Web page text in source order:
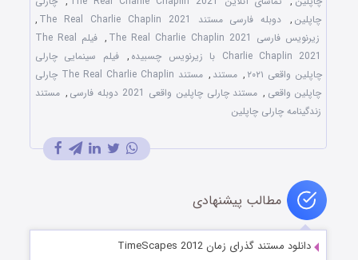
چاپلین , دوبله فارسی مستند The Real Charlie Chaplin 2021
,
زیرنویس فارسی The Real Charlie Chaplin 2021
,
فیلم The Real
Charlie Chaplin 2021 با زیرنویس چسبیده
, فیلم سینمایی چارلی
چاپلین واقعی ۲۰۲۱
, مستند ,
مستند The Real Charlie Chaplin چارلی
چاپلین واقعی , مستند چارلی چاپلین واقعی 2021 دوبله فارسی , مستند
زندگینامه چارلی چاپلین
مطالب پیشنهادی
دانلود مستند گذرای زمان‌ TimeScapes 2012